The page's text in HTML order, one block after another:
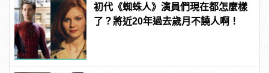
初代《蜘蛛人》演員們現在都怎麼樣
了？將近20年過去歲月不饒人啊！